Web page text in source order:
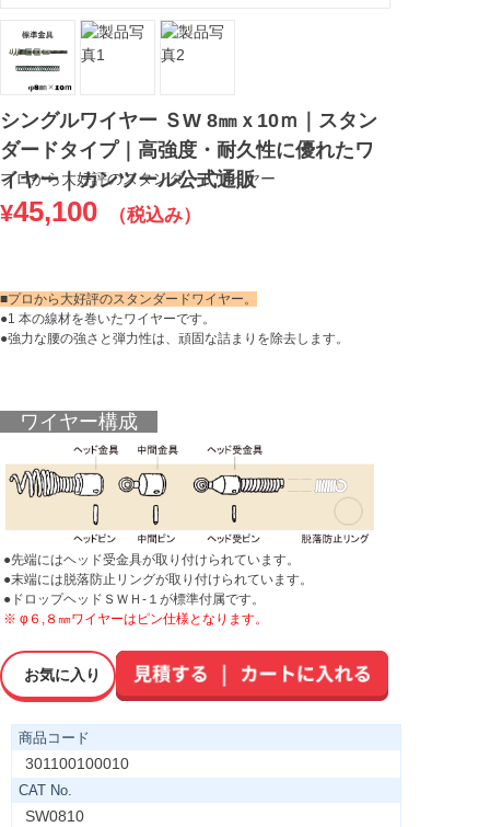
シングルワイヤー ＳW 8㎜ｘ10ｍ｜スタン
ダードタイプ｜高強度・耐久性に優れたワ
イヤー｜カンツール公式通販
プロから大好評のスタンダードワイヤー
¥45,100 （税込み）
■プロから大好評のスタンダードワイヤー。
●1 本の線材を巻いたワイヤーです。
●強力な腰の強さと弾力性は、頑固な詰まりを除去します。
ワイヤー構成
●先端にはヘッド受金具が取り付けられています。
●末端には脱落防止リングが取り付けられています。
●ドロップヘッドＳＷＨ-１が標準付属です。
※ φ６,８㎜ワイヤーはピン仕様となります。
お気に入り
商品コード
301100100010
CAT No.
SW0810